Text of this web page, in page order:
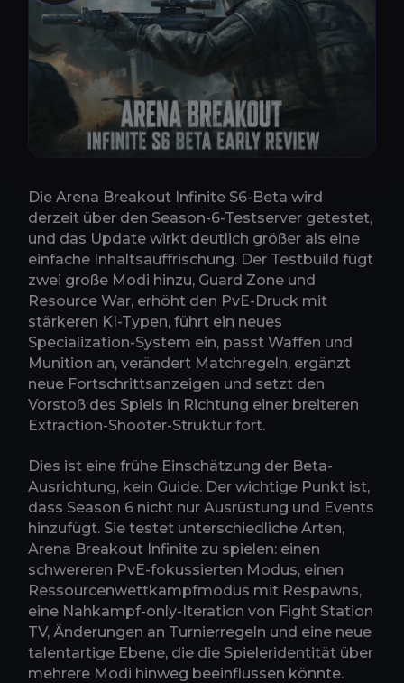
Die Arena Breakout Infinite S6-Beta wird
derzeit über den Season-6-Testserver getestet,
und das Update wirkt deutlich größer als eine
einfache Inhaltsauffrischung. Der Testbuild fügt
zwei große Modi hinzu, Guard Zone und
Resource War, erhöht den PvE-Druck mit
stärkeren KI-Typen, führt ein neues
Specialization-System ein, passt Waffen und
Munition an, verändert Matchregeln, ergänzt
neue Fortschrittsanzeigen und setzt den
Vorstoß des Spiels in Richtung einer breiteren
Extraction-Shooter-Struktur fort.
Dies ist eine frühe Einschätzung der Beta-
Ausrichtung, kein Guide. Der wichtige Punkt ist,
dass Season 6 nicht nur Ausrüstung und Events
hinzufügt. Sie testet unterschiedliche Arten,
Arena Breakout Infinite zu spielen: einen
schwereren PvE-fokussierten Modus, einen
Ressourcenwettkampfmodus mit Respawns,
eine Nahkampf-only-Iteration von Fight Station
TV, Änderungen an Turnierregeln und eine neue
talentartige Ebene, die die Spieleridentität über
mehrere Modi hinweg beeinflussen könnte.